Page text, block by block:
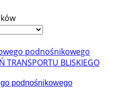
TRANSPORTU BLISKIEGO
podnośnikowego